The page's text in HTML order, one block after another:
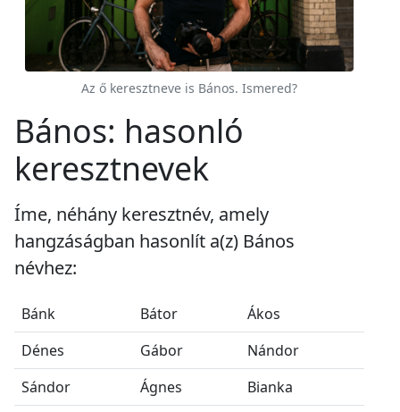
Az ő keresztneve is Bános. Ismered?
Bános: hasonló
keresztnevek
Íme, néhány keresztnév, amely
hangzáságban hasonlít a(z) Bános
névhez:
Bánk Bátor
Ákos
Dénes
Gábor
Nándor
Sándor
Ágnes
Bianka